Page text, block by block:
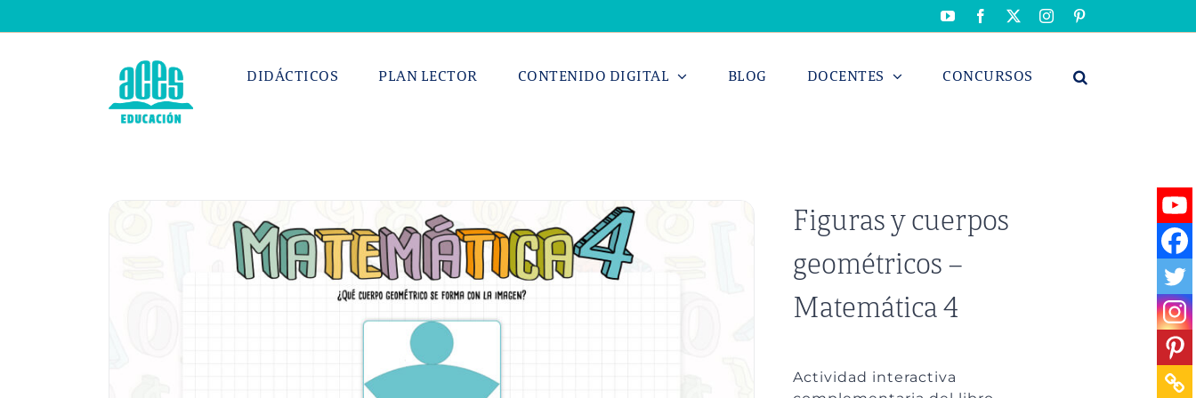
al
YouTubeFacebook Instagram
DIDÁCTICOS PLAN LECTOR CONTENIDO DIGITAL BLOG DOCENTES CONCURSOS
Figuras y cuerpos
geométricos –
Matemática 4
Actividad interactiva